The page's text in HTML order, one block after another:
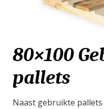
80×100
pallets
Naast gebruikte pallets